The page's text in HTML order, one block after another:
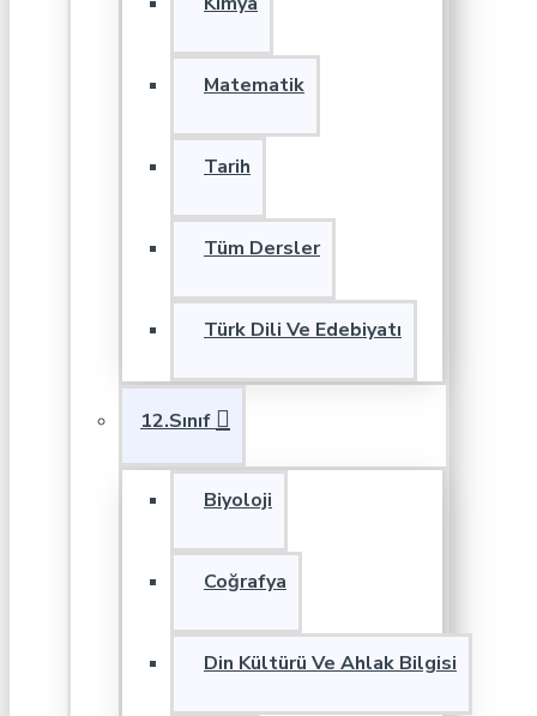
Matematik
Tarih
Tüm Dersler
Türk Dili Ve Edebiyatı
12.Sınıf
Biyoloji
Coğrafya
Din Kültürü Ve Ahlak Bilgisi